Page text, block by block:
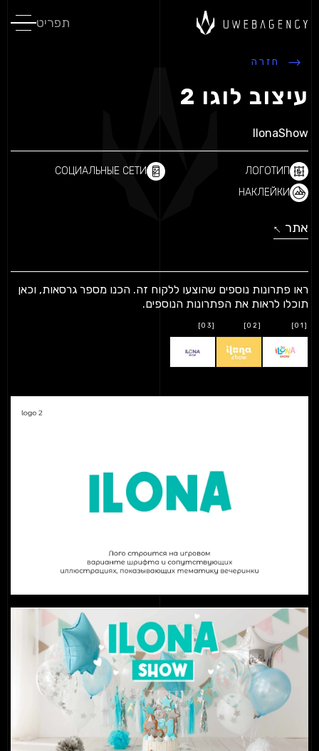
תפריט
חזרה
עיצוב לוגו 2
IlonaShow
ЛОГОТИП
СОЦИАЛЬНЫЕ СЕТИ
НАКЛЕЙКИ
אתר ↓
↓
ראו פתרונות נוספים שהוצעו ללקוח זה. הכנו מספר גרסאות, וכאן
תוכלו לראות את הפתרונות הנוספים.
[01]
[02]
[03]